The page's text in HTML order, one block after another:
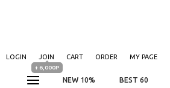
LOGIN JOIN
+ 6,000P
CART ORDER MY PAGE
NEW 10% BEST 60